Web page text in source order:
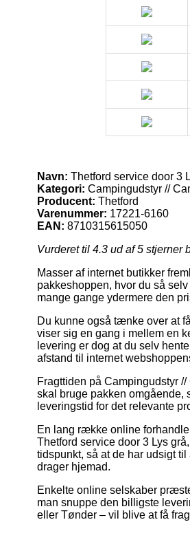
Navn: Thetford service door 3
Kategori: Campingudstyr //
Producent: Thetford
Varenummer: 17221-6160
EAN: 8710315615050
Vurderet til 4.3 ud af 5 stjerner
Masser af internet butikker
pakkeshoppen, hvor du så
mange gange ydermere den
Du kunne også tænke over at
viser sig en gang i mellem en
levering er dog at du selv
afstand til internet
Fragttiden på Campingudstyr
skal bruge pakken omgående,
leveringstid for det relevante
En lang række online
Thetford service door 3 Lys
tidspunkt, så at de har udsigt
drager hjemad.
Enkelte online selskaber
man snuppe den billigste
eller Tønder – vil blive at få